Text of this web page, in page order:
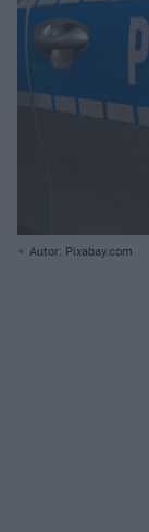
Autor: Pixabay.com